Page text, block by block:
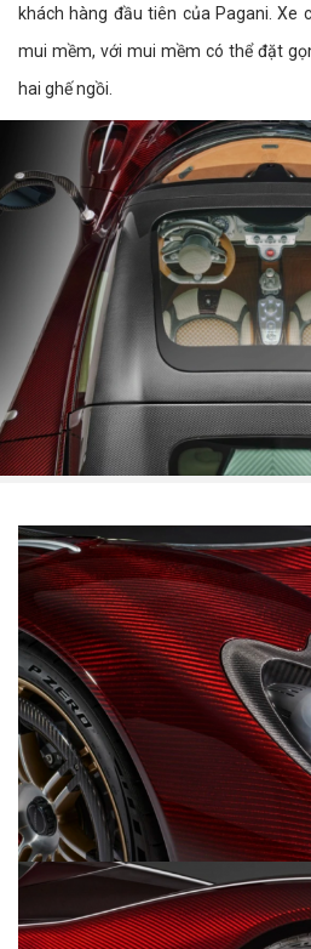
khách hàng đầu tiên của Pagani. Xe
mui mềm, với mui mềm có thể đặt
hai ghế ngồi.